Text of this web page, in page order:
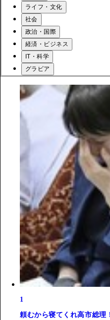
ライフ・文化
社会
政治・国際
経済・ビジネス
IT・科学
グラビア
1
頼むから寝てくれ高市総